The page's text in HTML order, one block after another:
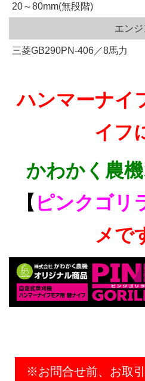
20～80mm(無段階)
エンジ
三菱GB290PN-406／8馬力
ハンマーナイ
イフ
かわかく農
【 ピンクゴリ
メで
※お問合せ前、お取